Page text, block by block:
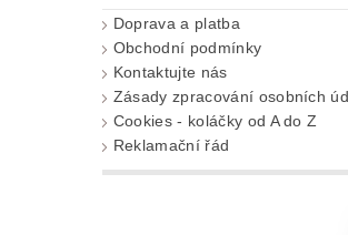
Doprava a platba
Obchodní podmínky
Kontaktujte nás
Zásady zpracování osobních
Cookies - koláčky od A do Z
Reklamační řád